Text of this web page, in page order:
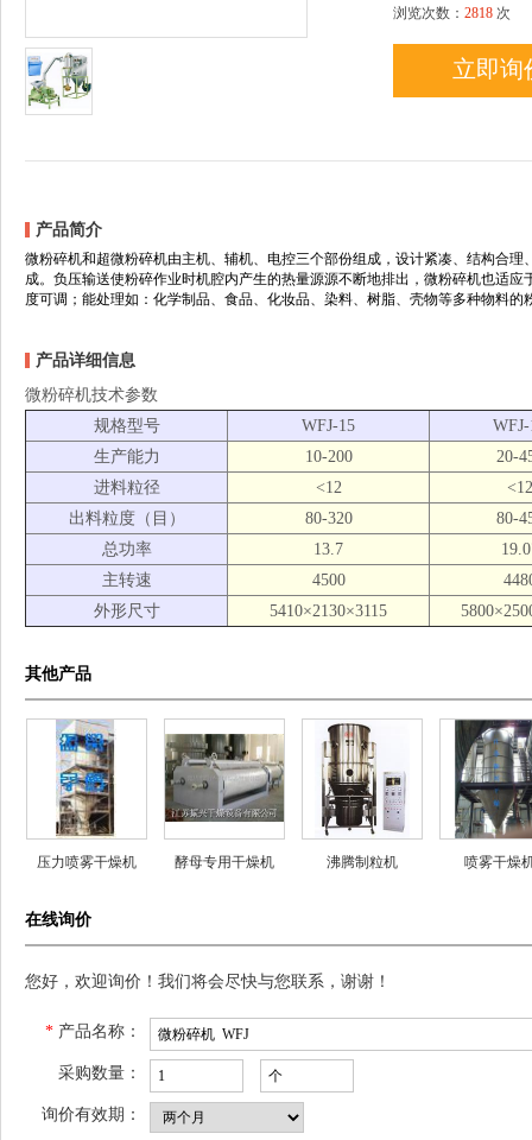
浏览次数： 2818 次
立即询
产品简介
微粉碎机和超微粉碎机由主机、辅机、电控三个部份组成，设计紧凑、结构合
成。负压输送使粉碎作业时机腔内产生的热量源源不断地排出，微粉碎机也适
度可调；能处理如：化学制品、食品、化妆品、染料、树脂、壳物等多种物料的
产品详细信息
微粉碎机技术参数
规格型号
WFJ-15
生产能力
10-200
20-
进料粒径
<12
<12
出料粒度（目）
80-320
80-
总功率
13.7
主转速
4500
外形尺寸
5410×2130×3115
其他产品
压力喷雾干燥机 酵母专用干燥机 沸腾制粒机 喷雾干燥
在线询价
您好，欢迎询价！我们将会尽快与您联系，谢谢！
* 产品名称：
采购数量：
询价有效期：